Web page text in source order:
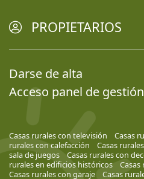
PROPIETARIOS
Darse de alta
Acceso panel de gestión
Casas rurales con televisión Casas
rurales con calefacción
Casas
sala de juegos
Casas rurales con
rurales en edificios históricos
Casas rurales con garaje
Casas